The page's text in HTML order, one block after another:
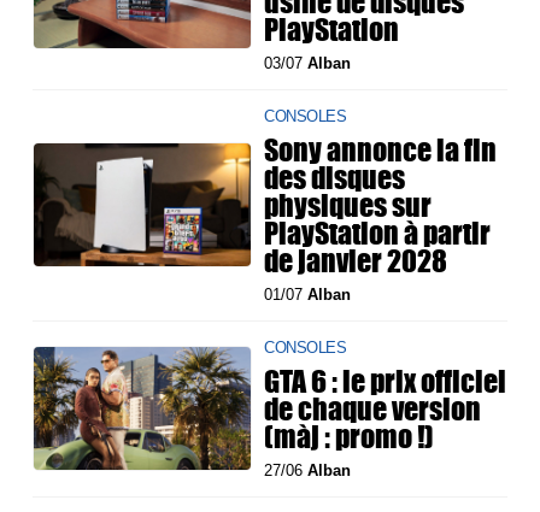
PlayStation
03/07Alban
CONSOLES
Sony annonce la fin
des disques
physiques sur
PlayStation à partir
de janvier 2028
01/07Alban
CONSOLES
GTA 6 : le prix officiel
de chaque version
(màj : promo !)
27/06Alban